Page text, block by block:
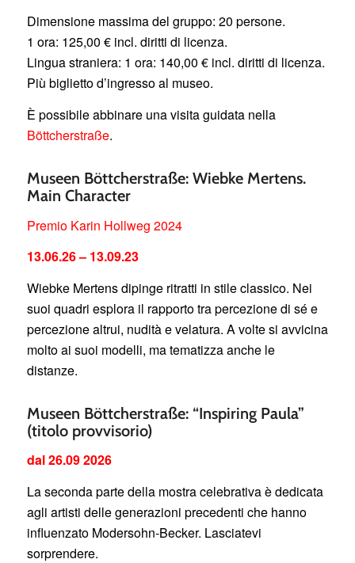
Dimensione massima del gruppo: 20 persone.
1 ora: 125,00 € incl. diritti di licenza.
Lingua straniera: 1 ora: 140,00 € incl. diritti di licenza.
Più biglietto d’ingresso al museo.
È possibile abbinare una visita guidata nella
Böttcherstraße.
Museen Böttcherstraße: Wiebke Mertens.
Main Character
Premio Karin Hollweg 2024
13.06.26 – 13.09.23
Wiebke Mertens dipinge ritratti in stile classico. Nei
suoi quadri esplora il rapporto tra percezione di sé e
percezione altrui, nudità e velatura. A volte si avvicina
molto ai suoi modelli, ma tematizza anche le
distanze.
Museen Böttcherstraße: “Inspiring Paula”
(titolo provvisorio)
dal 26.09 2026
La seconda parte della mostra celebrativa è dedicata
agli artisti delle generazioni precedenti che hanno
influenzato Modersohn-Becker. Lasciatevi
sorprendere.